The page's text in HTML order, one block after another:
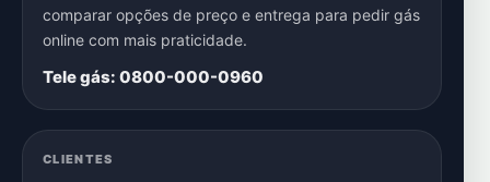
comparar opções de preço e entrega para pedir gás
online com mais praticidade.
Tele gás: 0800-000-0960
CLIENTES